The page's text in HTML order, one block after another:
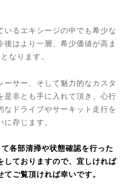
いるエキシージの中でも希少な
後はより一層、希少価値が高ま
なります。
サー、そして魅力的なカスタ
是非とも手に入れて頂き、心行
なドライブやサーキット走行を
存じます。
各部清掃や状態確認を行った
しておりますので、宜しければ
ご覧頂ければ幸いです。